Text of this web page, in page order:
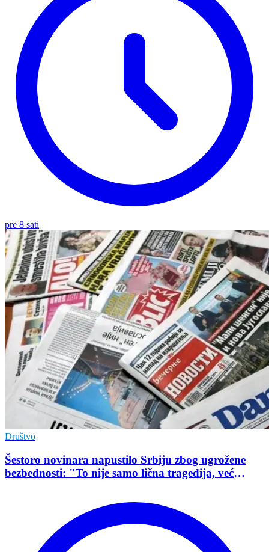
pre 8 sati
Društvo
Šestoro novinara napustilo Srbiju zbog ugrožene
bezbednosti: "To nije samo lična tragedija, već